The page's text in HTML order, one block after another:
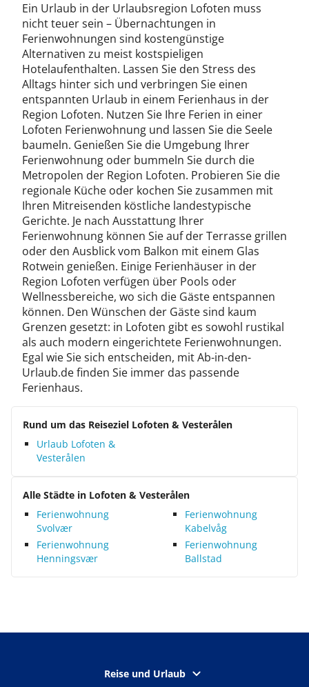
Ein Urlaub in der Urlaubsregion Lofoten muss
nicht teuer sein – Übernachtungen in
Ferienwohnungen sind kostengünstige
Alternativen zu meist kostspieligen
Hotelaufenthalten. Lassen Sie den Stress des
Alltags hinter sich und verbringen Sie einen
entspannten Urlaub in einem Ferienhaus in der
Region Lofoten. Nutzen Sie Ihre Ferien in einer
Lofoten Ferienwohnung und lassen Sie die Seele
baumeln. Genießen Sie die Umgebung Ihrer
Ferienwohnung oder bummeln Sie durch die
Metropolen der Region Lofoten. Probieren Sie die
regionale Küche oder kochen Sie zusammen mit
Ihren Mitreisenden köstliche landestypische
Gerichte. Je nach Ausstattung Ihrer
Ferienwohnung können Sie auf der Terrasse grillen
oder den Ausblick vom Balkon mit einem Glas
Rotwein genießen. Einige Ferienhäuser in der
Region Lofoten verfügen über Pools oder
Wellnessbereiche, wo sich die Gäste entspannen
können. Den Wünschen der Gäste sind kaum
Grenzen gesetzt: in Lofoten gibt es sowohl rustikal
als auch modern eingerichtete Ferienwohnungen.
Egal wie Sie sich entscheiden, mit Ab-in-den-
Urlaub.de finden Sie immer das passende
Ferienhaus.
Rund um das Reiseziel Lofoten & Vesterålen
Urlaub Lofoten &
Vesterålen
Alle Städte in Lofoten & Vesterålen
Ferienwohnung
Svolvær
Ferienwohnung
Kabelvåg
Ferienwohnung
Henningsvær
Ferienwohnung
Ballstad
Reise und Urlaub